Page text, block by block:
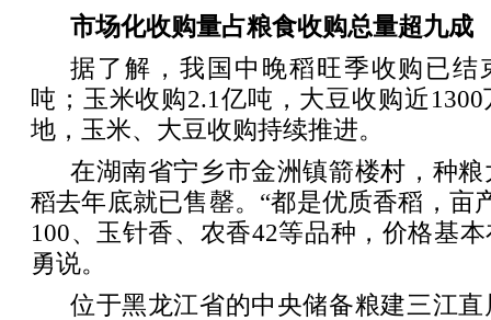
市场化收购量占粮食收购总量超九成
据了解，我国中晚稻旺季收购已结
吨；玉米收购2.1亿吨，大豆收购近
地，玉米、大豆收购持续推进。
在湖南省宁乡市金洲镇箭楼村，种
稻去年底就已售罄。“都是优质香稻，亩
100、玉针香、农香42等品种，价格基
勇说。
位于黑龙江省的中央储备粮建三江